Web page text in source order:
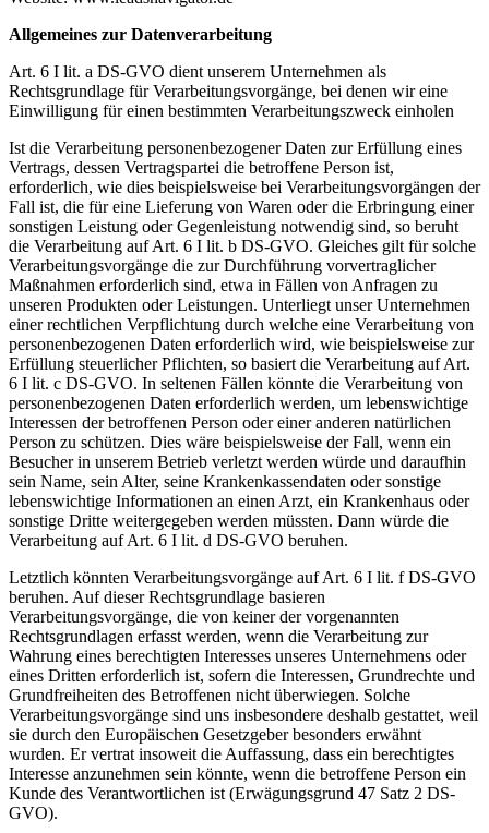
Allgemeines zur Datenverarbeitung
Art. 6 I lit. a DS-GVO dient unserem Unternehmen als
Rechtsgrundlage für Verarbeitungsvorgänge, bei denen wir eine
Einwilligung für einen bestimmten Verarbeitungszweck einholen
Ist die Verarbeitung personenbezogener Daten zur Erfüllung eines
Vertrags, dessen Vertragspartei die betroffene Person ist,
erforderlich, wie dies beispielsweise bei Verarbeitungsvorgängen der
Fall ist, die für eine Lieferung von Waren oder die Erbringung einer
sonstigen Leistung oder Gegenleistung notwendig sind, so beruht
die Verarbeitung auf Art. 6 I lit. b DS-GVO. Gleiches gilt für solche
Verarbeitungsvorgänge die zur Durchführung vorvertraglicher
Maßnahmen erforderlich sind, etwa in Fällen von Anfragen zu
unseren Produkten oder Leistungen. Unterliegt unser Unternehmen
einer rechtlichen Verpflichtung durch welche eine Verarbeitung von
personenbezogenen Daten erforderlich wird, wie beispielsweise zur
Erfüllung steuerlicher Pflichten, so basiert die Verarbeitung auf Art.
6 I lit. c DS-GVO. In seltenen Fällen könnte die Verarbeitung von
personenbezogenen Daten erforderlich werden, um lebenswichtige
Interessen der betroffenen Person oder einer anderen natürlichen
Person zu schützen. Dies wäre beispielsweise der Fall, wenn ein
Besucher in unserem Betrieb verletzt werden würde und daraufhin
sein Name, sein Alter, seine Krankenkassendaten oder sonstige
lebenswichtige Informationen an einen Arzt, ein Krankenhaus oder
sonstige Dritte weitergegeben werden müssten. Dann würde die
Verarbeitung auf Art. 6 I lit. d DS-GVO beruhen.
Letztlich könnten Verarbeitungsvorgänge auf Art. 6 I lit. f DS-GVO
beruhen. Auf dieser Rechtsgrundlage basieren
Verarbeitungsvorgänge, die von keiner der vorgenannten
Rechtsgrundlagen erfasst werden, wenn die Verarbeitung zur
Wahrung eines berechtigten Interesses unseres Unternehmens oder
eines Dritten erforderlich ist, sofern die Interessen, Grundrechte und
Grundfreiheiten des Betroffenen nicht überwiegen. Solche
Verarbeitungsvorgänge sind uns insbesondere deshalb gestattet, weil
sie durch den Europäischen Gesetzgeber besonders erwähnt
wurden. Er vertrat insoweit die Auffassung, dass ein berechtigtes
Interesse anzunehmen sein könnte, wenn die betroffene Person ein
Kunde des Verantwortlichen ist (Erwägungsgrund 47 Satz 2 DS-
GVO).